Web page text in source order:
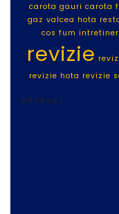
carota gauri carota
gaz valcea hota
cos fum
revizie
revizie hota revizie